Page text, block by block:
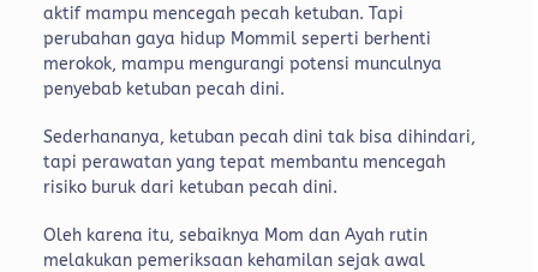
aktif mampu mencegah pecah ketuban. Tapi
perubahan gaya hidup Mommil seperti berhenti
merokok, mampu mengurangi potensi munculnya
penyebab ketuban pecah dini.
Sederhananya, ketuban pecah dini tak bisa dihindari,
tapi perawatan yang tepat membantu mencegah
risiko buruk dari ketuban pecah dini.
Oleh karena itu, sebaiknya Mom dan Ayah rutin
melakukan pemeriksaan kehamilan sejak awal